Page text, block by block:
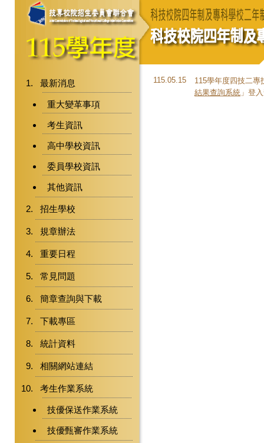
最新消息
重大變革事項
考生資訊
高中學校資訊
委員學校資訊
其他資訊
招生學校
規章辦法
重要日程
常見問題
簡章查詢與下載
下載專區
統計資料
相關網站連結
考生作業系統
技優保送作業系統
技優甄審作業系統
115.05.15
115學年度四技二專
結果查詢系統 」登